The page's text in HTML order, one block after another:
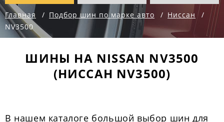
Главная Подбор шин по марке авто
Ниссан
NV3500
ШИНЫ НА NISSAN NV3500
(НИССАН NV3500)
В нашем каталоге большой выбор шин для